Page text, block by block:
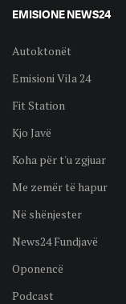
EMISIONE NEWS24
Autoktonët
Emisioni Vila 24
Fit Station
Kjo Javë
Koha për t'u zgjuar
Me zemër të hapur
Në shënjester
News24 Fundjavë
Oponencë
Podcast